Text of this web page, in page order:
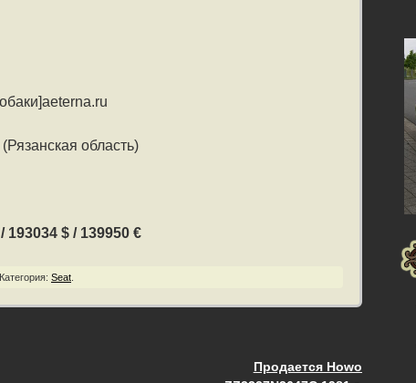
область)
$ / 139950 €
Seat
Продается Howo